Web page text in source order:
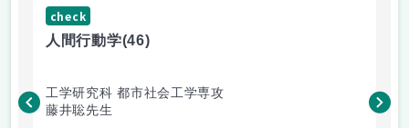
check
人間行動学(46)
工学研究科 都市社会工学専攻
藤井聡先生
藤